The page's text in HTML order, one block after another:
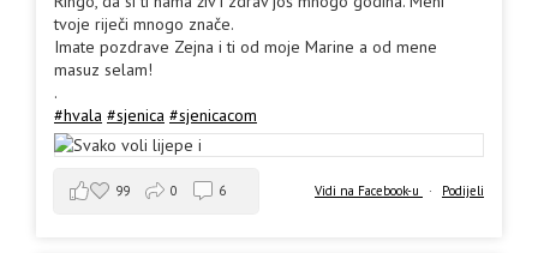
tvoje riječi mnogo znače.
Imate pozdrave Zejna i ti od moje Marine a od mene
masuz selam!
.
#hvala #sjenica #sjenicacom
Vidi na Facebook-u · Podijeli
99 0 6